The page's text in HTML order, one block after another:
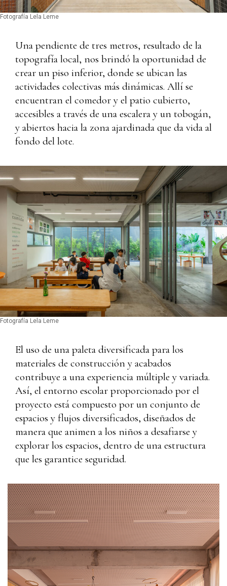
Fotografía Lela Leme
Una pendiente de tres metros, resultado de la
topografía local, nos brindó la oportunidad de
crear un piso inferior, donde se ubican las
actividades colectivas más dinámicas. Allí se
encuentran el comedor y el patio cubierto,
accesibles a través de una escalera y un tobogán,
y abiertos hacia la zona ajardinada que da vida al
fondo del lote.
Fotografía Lela Leme
El uso de una paleta diversificada para los
materiales de construcción y acabados
contribuye a una experiencia múltiple y variada.
Así, el entorno escolar proporcionado por el
proyecto está compuesto por un conjunto de
espacios y flujos diversificados, diseñados de
manera que animen a los niños a desafiarse y
explorar los espacios, dentro de una estructura
que les garantice seguridad.